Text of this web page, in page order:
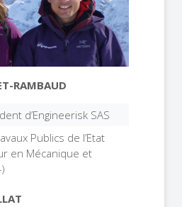
RAMBAUD
d’Engineerisk SAS
Publics de l’Etat
en Mécanique et